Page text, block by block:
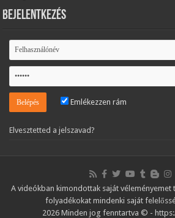
Bejelentkezés
Emlékezzen rám
Elvesztetted a jelszavad?
A videókban kimondottak saját véleményemet
folyadékokat mindenki saját
2026 Minden jog fenntartva © -